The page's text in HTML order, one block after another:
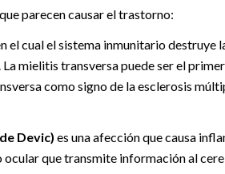
parecen causar el trastorno:
el cual el sistema inmunitario destruye
mielitis transversa puede ser el
como signo de la esclerosis
Devic) es una afección que causa
ocular que transmite información al